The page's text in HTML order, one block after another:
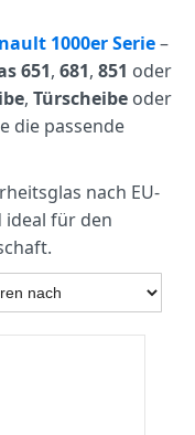
1000er Serie–
651, 681, 851 oder
, Türscheibe oder
die passende
nach EU-
ideal für den